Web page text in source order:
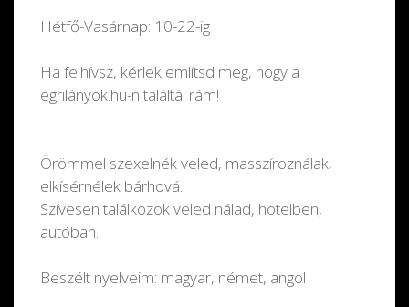
Hétfő-Vasárnap: 10-22-ig
Ha felhívsz, kérlek említsd meg, hogy a
egrilányok.hu-n találtál rám!
Örömmel szexelnék veled, masszíroználak,
elkísérnélek bárhová.
Szívesen találkozok veled nálad, hotelben,
autóban.
Beszélt nyelveim: magyar, német, angol